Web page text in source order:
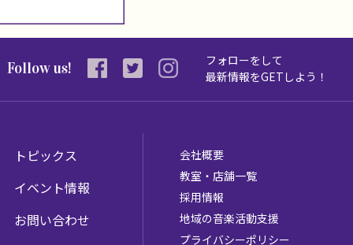
Follow us!
フォローをして
最新情報をGETしよう！
トピックス
イベント情報
お問い合わせ
会社概要
教室・店舗一覧
採用情報
地域の音楽活動支援
プライバシーポリシー